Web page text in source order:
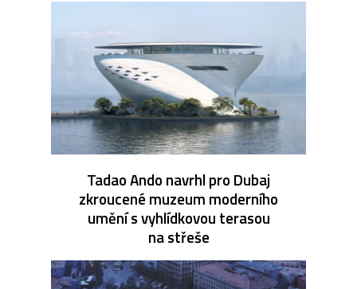
Tadao Ando navrhl pro Dubaj
zkroucené muzeum moderního
umění s vyhlídkovou terasou
na střeše